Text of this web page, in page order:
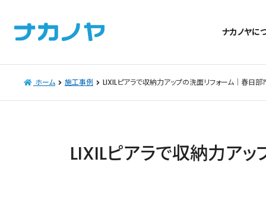
ナカノヤに
ホーム 施工事例 LIXILピアラで収納力アップの洗面リフォーム│春日部
LIXILピアラで収納力ア